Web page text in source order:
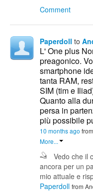
Comment
Paperdoll to
L' One plus
preagonico.
smartphone
tanta RAM,
SIM (tim e
Quanto alla
persa in
più possibile
10 months ago
More...
Vedo che il
ancora per un
mio attuale e
Paperdoll from